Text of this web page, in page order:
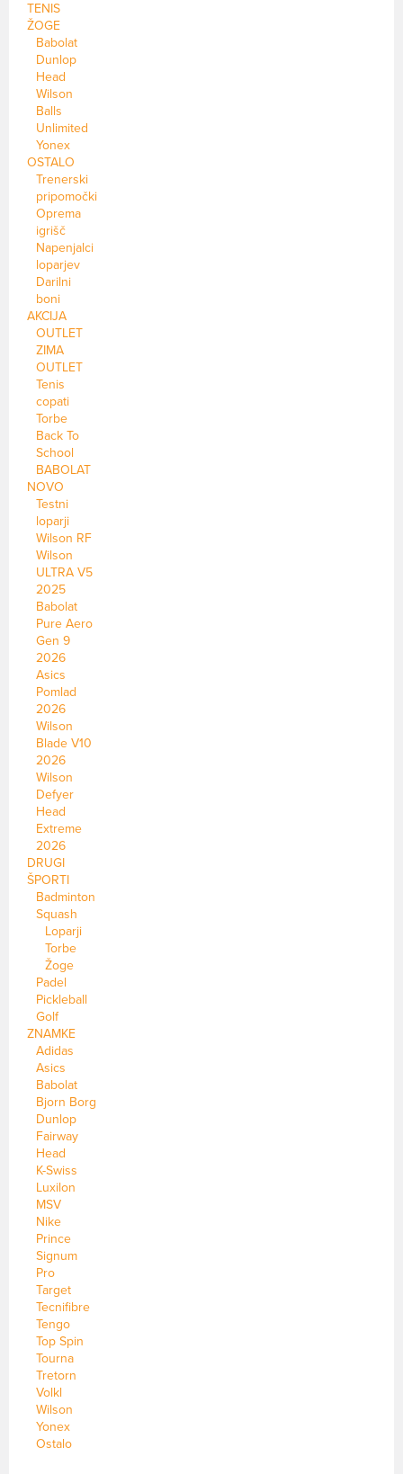
TENIS
ŽOGE
Babolat
Dunlop
Head
Wilson
Balls
Unlimited
Yonex
OSTALO
Trenerski
pripomočki
Oprema
igrišč
Napenjalci
loparjev
Darilni
boni
AKCIJA
OUTLET
ZIMA
OUTLET
Tenis
copati
Torbe
Back To
School
BABOLAT
NOVO
Testni
loparji
Wilson RF
Wilson
ULTRA V5
2025
Babolat
Pure Aero
Gen 9
2026
Asics
Pomlad
2026
Wilson
Blade V10
2026
Wilson
Defyer
Head
Extreme
2026
DRUGI
ŠPORTI
Badminton
Squash
Loparji
Torbe
Žoge
Padel
Pickleball
Golf
ZNAMKE
Adidas
Asics
Babolat
Bjorn Borg
Dunlop
Fairway
Head
K-Swiss
Luxilon
MSV
Nike
Prince
Signum
Pro
Target
Tecnifibre
Tengo
Top Spin
Tourna
Tretorn
Volkl
Wilson
Yonex
Ostalo